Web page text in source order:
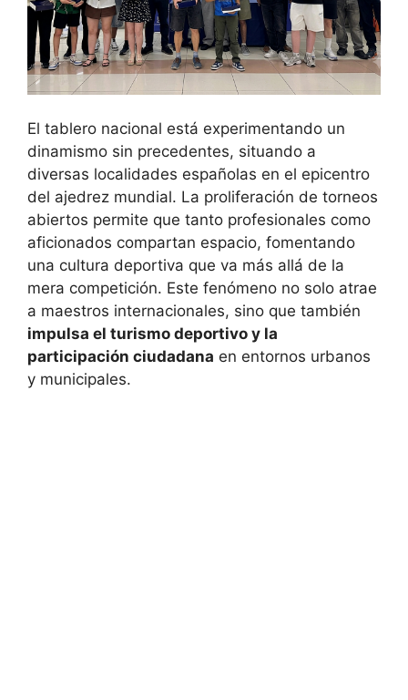
El tablero nacional está experimentando un
dinamismo sin precedentes, situando a
diversas localidades españolas en el epicentro
del ajedrez mundial. La proliferación de torneos
abiertos permite que tanto profesionales como
aficionados compartan espacio, fomentando
una cultura deportiva que va más allá de la
mera competición. Este fenómeno no solo atrae
a maestros internacionales, sino que también
impulsa el turismo deportivo y la
participación ciudadana en entornos urbanos
y municipales.